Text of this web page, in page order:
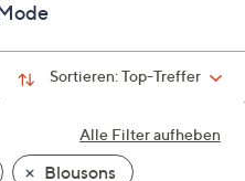
Sortieren:Top-Treffer
Alle Filter aufheben
Blousons